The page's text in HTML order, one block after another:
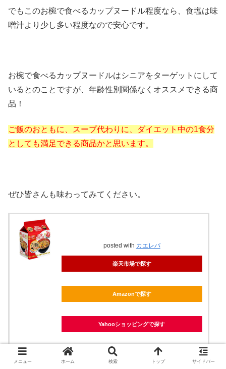
でもこのお椀で食べるカップヌードル程度なら、食塩は味
噌汁より少し多い程度なので安心です。
お椀で食べるカップヌードルはシニアをターゲットにして
いるとのことですが、年齢性別関係なくオススメできる商
品！
ご飯のおともに、スープ代わりに、ダイエット中の1食分
としても満足できる商品かと思います。
ぜひ皆さんも味わってみてください。
posted with カエレバ
楽天市場で探す
Amazonで探す
Yahooショッピングで探す
メニュー ホーム 検索 トップ サイドバー